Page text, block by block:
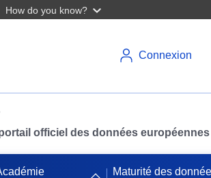
How do you know?
Connexion
officiel des données européennes
Maturité des